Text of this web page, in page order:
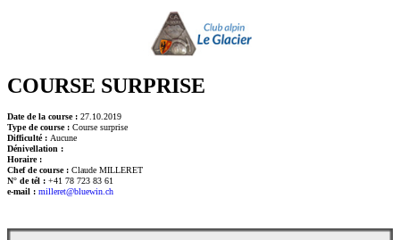
COURSE SURPRISE
Date de la course : 27.10.2019
Type de course : Course surprise
Difficulté : Aucune
Dénivellation :
Horaire :
Chef de course : Claude MILLERET
N° de tél : +41 78 723 83 61
e-mail : milleret@bluewin.ch